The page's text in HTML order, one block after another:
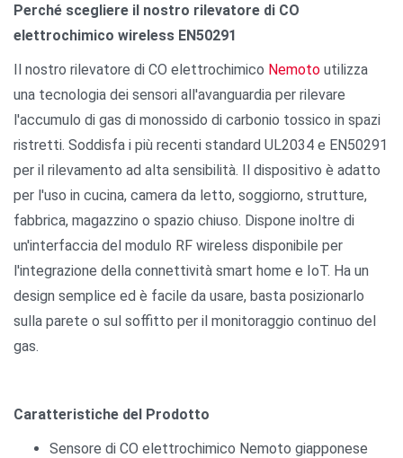
Perché scegliere il nostro rilevatore di CO
elettrochimico wireless EN50291
Il nostro rilevatore di CO elettrochimico Nemoto utilizza
una tecnologia dei sensori all'avanguardia per rilevare
l'accumulo di gas di monossido di carbonio tossico in spazi
ristretti. Soddisfa i più recenti standard UL2034 e EN50291
per il rilevamento ad alta sensibilità. Il dispositivo è adatto
per l'uso in cucina, camera da letto, soggiorno, strutture,
fabbrica, magazzino o spazio chiuso. Dispone inoltre di
un'interfaccia del modulo RF wireless disponibile per
l'integrazione della connettività smart home e IoT. Ha un
design semplice ed è facile da usare, basta posizionarlo
sulla parete o sul soffitto per il monitoraggio continuo del
gas.
Caratteristiche del Prodotto
Sensore di CO elettrochimico Nemoto giapponese